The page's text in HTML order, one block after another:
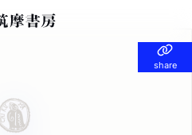
share
share